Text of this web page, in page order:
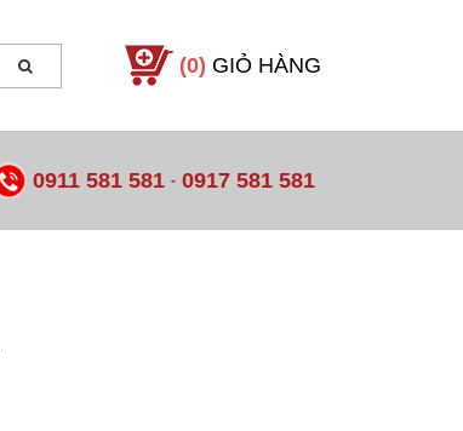
(0) GIỎ HÀNG
0911 581 581 - 0917 581 581